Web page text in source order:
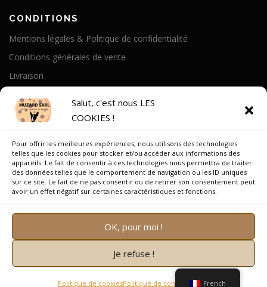
Salut, c'est nous LES
COOKIES !
Pour offrir les meilleures expériences, nous utilisons des technologies
telles que les cookies pour stocker et/ou accéder aux informations des
appareils. Le fait de consentir à ces technologies nous permettra de traiter
des données telles que le comportement de navigation ou les ID uniques
sur ce site. Le fait de ne pas consentir ou de retirer son consentement peut
avoir un effet négatif sur certaines caractéristiques et fonctions.
OK, pour moi !
Je refuse !
Politique de cookiesPolitique de confidentialité
CONDITIONS
Mentions légales & Politique de confidentialité
Conditions générales de vente
Livraison
Notre Histoire
On parle de nous
Recrutement
Copyright © 2026 Muzard SARL
FameThemes. Traduit par Wp Trads.
French